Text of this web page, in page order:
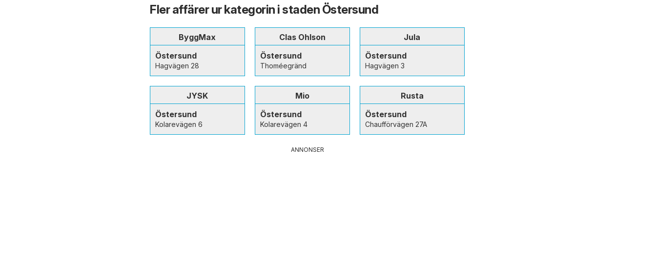
Fler affärer ur kategorin i staden Östersund
ByggMax
Östersund
Hagvägen 28
Clas Ohlson
Östersund
Thoméegränd
Jula
Östersund
Hagvägen 3
JYSK
Östersund
Kolarevägen 6
Mio
Östersund
Kolarevägen 4
Rusta
Östersund
Chaufförvägen 27A
ANNONSER